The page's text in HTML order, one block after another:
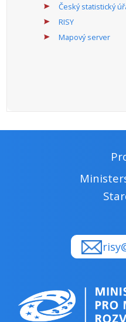
Český statistický
RISY
Mapový server